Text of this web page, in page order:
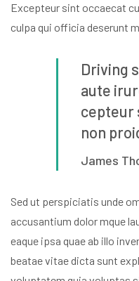
Excepteur sint occaecat
culpa qui officia deserunt
Driving
aute
cepteur
non
James
Sed ut perspiciatis unde
accusantium dolor mque
eaque ipsa quae ab illo
beatae vitae dicta sunt